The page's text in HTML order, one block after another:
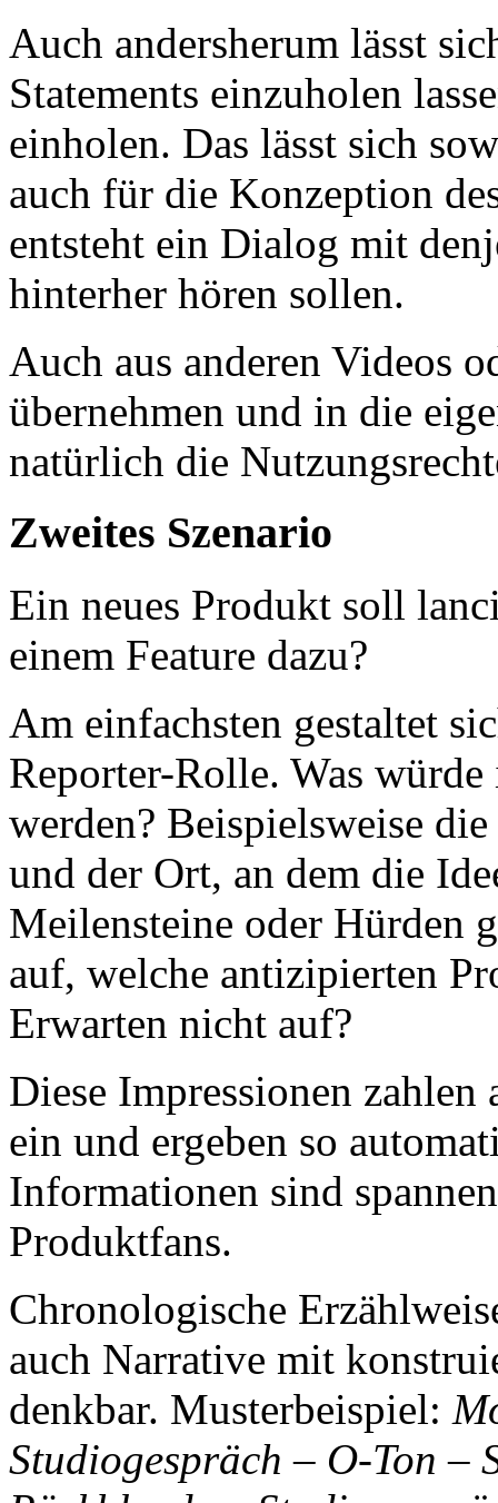
Auch andersherum lässt
Statements einzuholen
einholen. Das lässt sich
auch für die Konzeption
entsteht ein Dialog mit
hinterher hören sollen.
Auch aus anderen Videos
übernehmen und in die
natürlich die
Zweites Szenario
Ein neues Produkt soll
einem Feature dazu?
Am einfachsten gestaltet
Reporter-Rolle. Was
werden? Beispielsweise
und der Ort, an dem die
Meilensteine oder Hürden
auf, welche antizipierten
Erwarten nicht auf?
Diese Impressionen zahlen
ein und ergeben so
Informationen sind
Produktfans.
Chronologische
auch Narrative mit
denkbar. Musterbeispiel:
Studiogespräch – O-Ton –